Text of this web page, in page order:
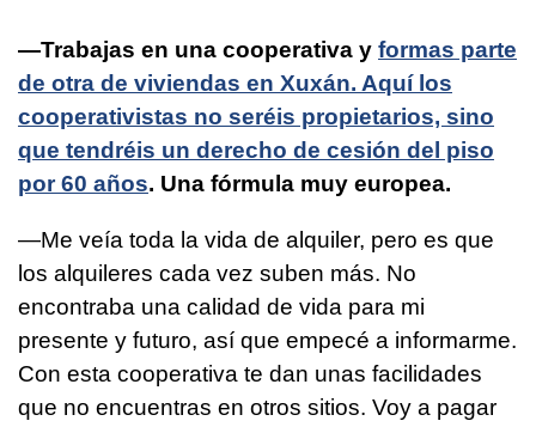
—Trabajas en una cooperativa y formas parte
de otra de viviendas en Xuxán. Aquí los
cooperativistas no seréis propietarios, sino
que tendréis un derecho de cesión del piso
por 60 años. Una fórmula muy europea.
—Me veía toda la vida de alquiler, pero es que
los alquileres cada vez suben más. No
encontraba una calidad de vida para mi
presente y futuro, así que empecé a informarme.
Con esta cooperativa te dan unas facilidades
que no encuentras en otros sitios. Voy a pagar